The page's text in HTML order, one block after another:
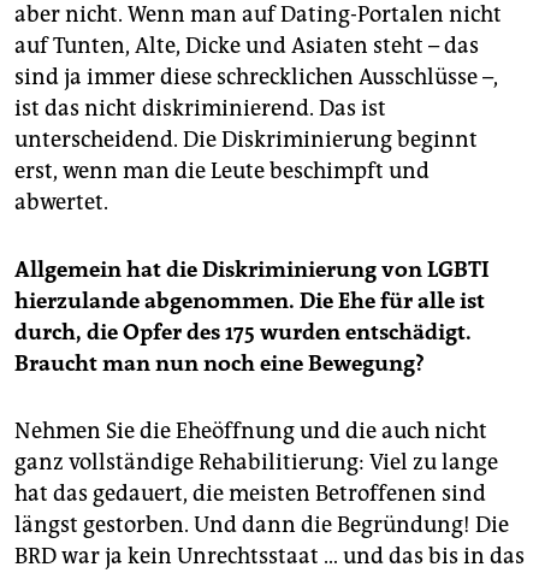
aber nicht. Wenn man auf Dating-Portalen nicht
auf Tunten, Alte, Dicke und Asia­ten steht – das
sind ja immer diese schrecklichen Ausschlüsse –,
ist das nicht diskriminierend. Das ist
unterscheidend. Die Diskriminierung beginnt
erst, wenn man die Leute beschimpft und
abwertet.
Allgemein hat die Diskriminierung von LGBTI
hierzulande abgenommen. Die Ehe für alle ist
durch, die Opfer des 175 wurden entschädigt.
Braucht man nun noch eine Bewegung?
Nehmen Sie die Eheöffnung und die auch nicht
ganz vollständige Rehabilitierung: Viel zu lange
hat das gedauert, die meisten Betroffenen sind
längst gestorben. Und dann die Begründung! Die
BRD war ja kein Unrechtsstaat … und das bis in das